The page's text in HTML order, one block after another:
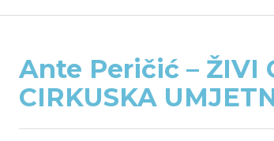
Ante Peričić – ŽIVI
CIRKUSKA